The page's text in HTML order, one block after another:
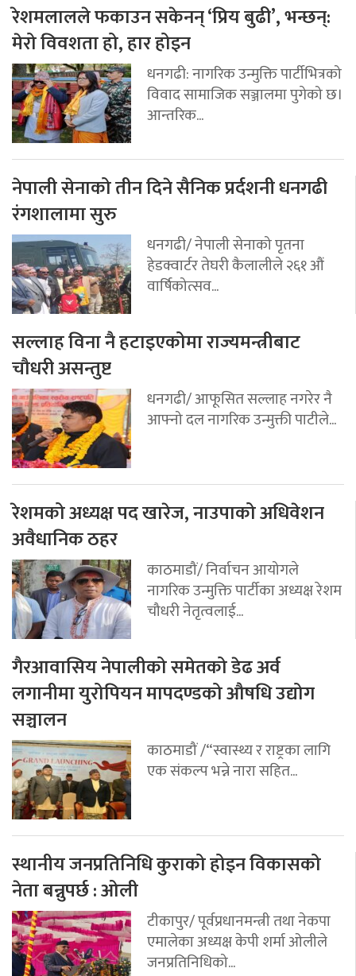
रेशमलालले फकाउन सकेनन् ‘प्रिय बुढी’, भन्छन्:
मेरो विवशता हो, हार होइन
धनगढी: नागरिक उन्मुक्ति पार्टीभित्रको
विवाद सामाजिक सञ्जालमा पुगेको छ।
आन्तरिक...
नेपाली सेनाको तीन दिने सैनिक प्रर्दशनी धनगढी
रंगशालामा सुरु
धनगढी/ नेपाली सेनाको पृतना
हेडक्वार्टर तेघरी कैलालीले २६१ औं
वार्षिकोत्सव...
सल्लाह विना नै हटाइएकोमा राज्यमन्त्रीबाट
चौधरी असन्तुष्ट
धनगढी/ आफूसित सल्लाह नगरेर नै
आफ्नो दल नागरिक उन्मुक्ती पाटीले...
रेशमको अध्यक्ष पद खारेज, नाउपाको अधिवेशन
अवैधानिक ठहर
काठमाडौं/ निर्वाचन आयोगले
नागरिक उन्मुक्ति पार्टीका अध्यक्ष रेशम
चौधरी नेतृत्वलाई...
गैरआवासिय नेपालीको समेतको डेढ अर्व
लगानीमा युरोपियन मापदण्डको औषधि उद्योग
सञ्चालन
काठमाडौं /“स्वास्थ्य र राष्ट्रका लागि
एक संकल्प भन्ने नारा सहित...
स्थानीय जनप्रतिनिधि कुराको होइन विकासको
नेता बन्नुपर्छ : ओली
टीकापुर/ पूर्वप्रधानमन्त्री तथा नेकपा
एमालेका अध्यक्ष केपी शर्मा ओलीले
जनप्रतिनिधिको...